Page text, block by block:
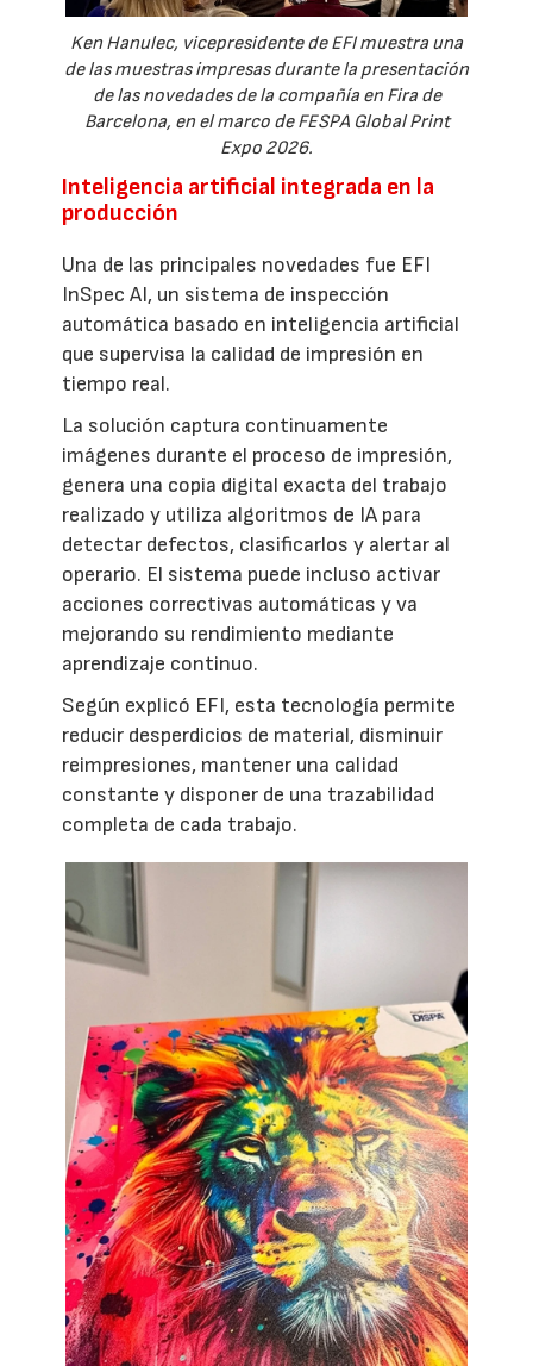
Ken Hanulec, vicepresidente de EFI muestra una
de las muestras impresas durante la presentación
de las novedades de la compañía en Fira de
Barcelona, en el marco de FESPA Global Print
Expo 2026.
Inteligencia artificial integrada en la
producción
Una de las principales novedades fue EFI
InSpec AI, un sistema de inspección
automática basado en inteligencia artificial
que supervisa la calidad de impresión en
tiempo real.
La solución captura continuamente
imágenes durante el proceso de impresión,
genera una copia digital exacta del trabajo
realizado y utiliza algoritmos de IA para
detectar defectos, clasificarlos y alertar al
operario. El sistema puede incluso activar
acciones correctivas automáticas y va
mejorando su rendimiento mediante
aprendizaje continuo.
Según explicó EFI, esta tecnología permite
reducir desperdicios de material, disminuir
reimpresiones, mantener una calidad
constante y disponer de una trazabilidad
completa de cada trabajo.